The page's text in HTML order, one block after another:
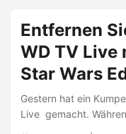
Entfernen
WD TV Live
Star Wars
Gestern hat ein
Live gemacht.
die folgende Meldung